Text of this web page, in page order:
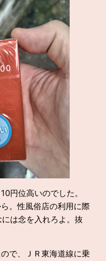
円位高いのでした。
。性風俗店の利用に際
は念を入れろよ。抜
で、ＪＲ東海道線に乗